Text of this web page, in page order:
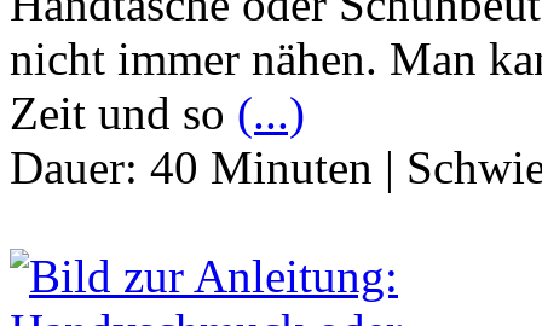
nicht immer nähen. Man
Zeit und so (...)
Dauer: 40 Minuten |